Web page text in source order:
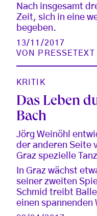
Nach insgesamt
Zeit, sich in eine
begeben.
13/11/2017
VON
PRESSETEXT
KRITIK
Das Leben
Bach
Jörg Weinöhl
der anderen Seite
Graz spezielle
In Graz wächst
seiner zweiten
Schmid treibt
einen spannenden